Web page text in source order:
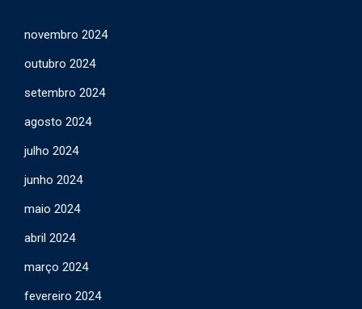
novembro 2024
outubro 2024
setembro 2024
agosto 2024
julho 2024
junho 2024
maio 2024
abril 2024
março 2024
fevereiro 2024